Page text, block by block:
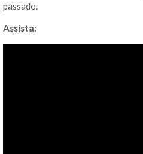
passado.
Assista: